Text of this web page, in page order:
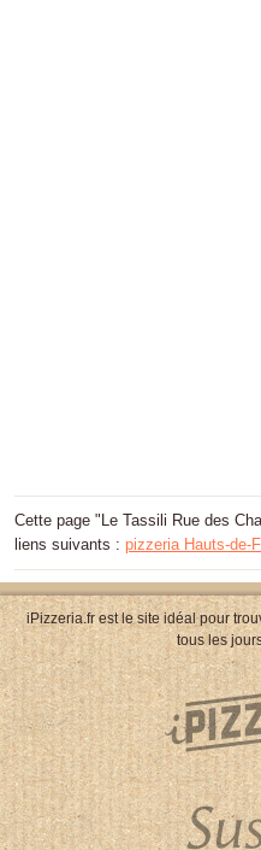
Cette page "Le Tassili Rue des
liens suivants : pizzeria Hauts-de-
iPizzeria.fr est le site idéal pour
tous les